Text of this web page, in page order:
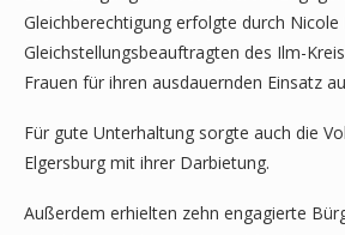
Gleichberechtigung erfolgte durch Nicole
Gleichstellungsbeauftragten des Ilm-
Frauen für ihren ausdauernden Einsatz
Für gute Unterhaltung sorgte auch die
Elgersburg mit ihrer Darbietung.
Außerdem erhielten zehn engagierte